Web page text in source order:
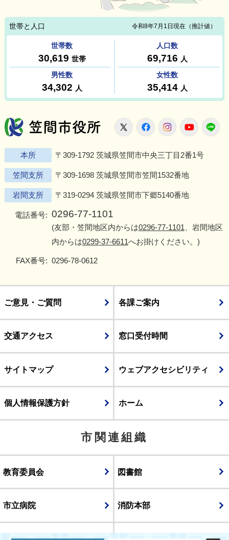
笠間市役所
X FacebookInstagram
本所 〒309-1792 茨城県笠間市中央三丁目2番1号
笠間支所 〒309-1698 茨城県笠間市笠間1532番地
岩間支所 〒319-0294 茨城県笠間市下郷5140番地
電話番号: 0296-77-1101
(友部・笠間地区内からは0296-77-1101 、岩間地区
内からは0299-37-6611へお掛けください。)
FAX番号: 0296-78-0612
ご意見・ご質問 各課ご案内
交通アクセス 窓口受付時間
サイトマップ ウェブアクセシビリティ
個人情報保護方針 ホーム
市関連組織
教育委員会 図書館
市立病院 消防本部